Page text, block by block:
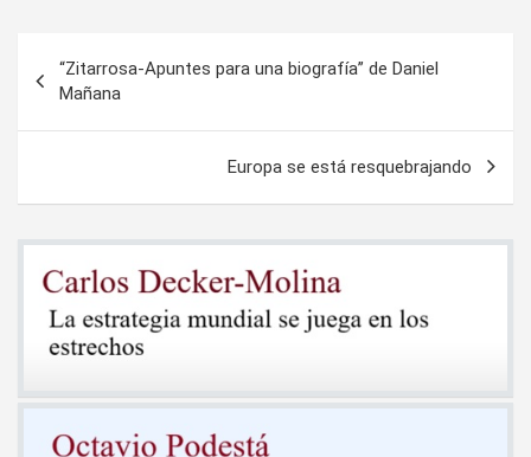
de
entradas
“Zitarrosa-Apuntes para una biografía” de Daniel
Mañana
Europa se está resquebrajando